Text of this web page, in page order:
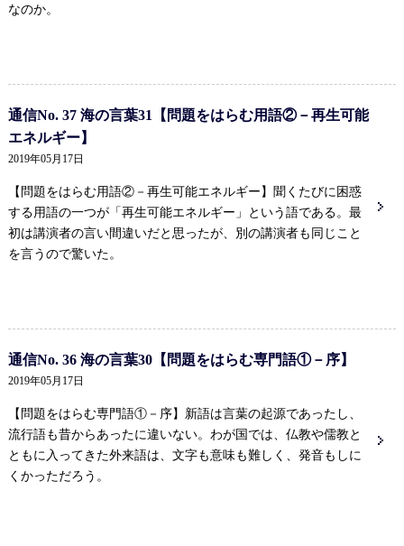
なのか。
通信No. 37 海の言葉31【問題をはらむ用語②－再生可能
エネルギー】
2019年05月17日
【問題をはらむ用語②－再生可能エネルギー】 聞くたびに困惑
する用語の一つが「再生可能エネルギー」という語である。最
初は講演者の言い間違いだと思ったが、別の講演者も同じこと
を言うので驚いた。
通信No. 36 海の言葉30【問題をはらむ専門語①－序】
2019年05月17日
【問題をはらむ専門語①－序】 新語は言葉の起源であったし、
流行語も昔からあったに違いない。わが国では、仏教や儒教と
ともに入ってきた外来語は、文字も意味も難しく、発音もしに
くかっただろう。